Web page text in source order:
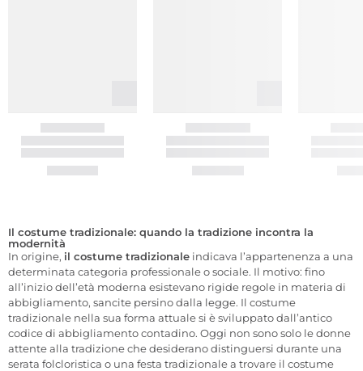
Il costume tradizionale: quando la tradizione incontra la
modernità
In origine, il costume tradizionale indicava l’appartenenza a una
determinata categoria professionale o sociale. Il motivo: fino
all’inizio dell’età moderna esistevano rigide regole in materia di
abbigliamento, sancite persino dalla legge. Il costume
tradizionale nella sua forma attuale si è sviluppato dall’antico
codice di abbigliamento contadino. Oggi non sono solo le donne
attente alla tradizione che desiderano distinguersi durante una
serata folcloristica o una festa tradizionale a trovare il costume